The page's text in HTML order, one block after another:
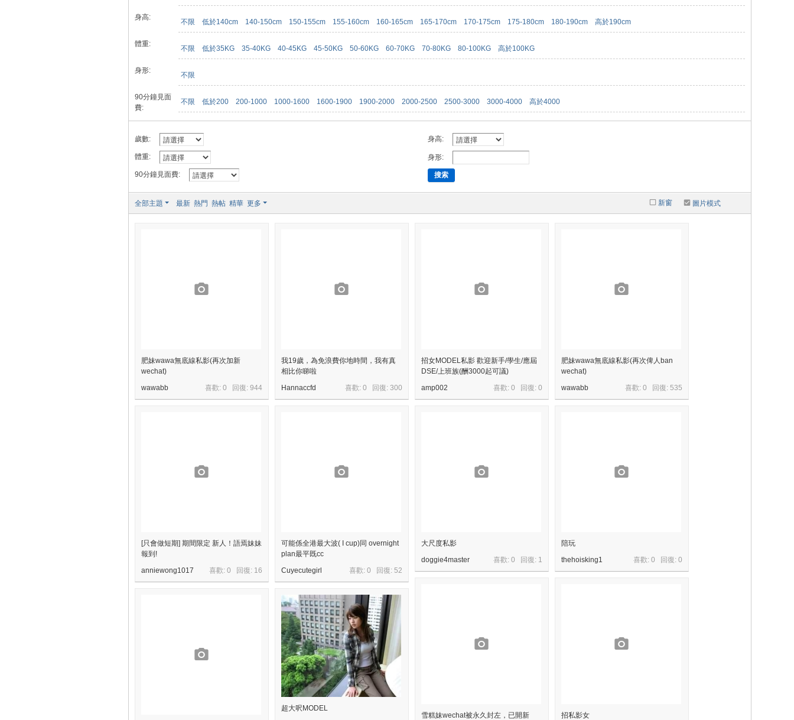
身高:
不限 低於140cm 140-150cm 150-155cm 155-160cm 160-165cm 165-170cm 170-175cm 175-180cm 180-190cm 高於190cm
體重:
不限 低於35KG 35-40KG 40-45KG 45-50KG 50-60KG 60-70KG 70-80KG 80-100KG 高於100KG
身形:
不限
90分鐘見面
費:
不限 低於200 200-1000 1000-1600 1600-1900 1900-2000 2000-2500 2500-3000 3000-4000 高於4000
歲數: 身高:
體重: 身形:
90分鐘見面費: 搜索
新窗
全部主題 最新 熱門 熱帖 精華 更多 圖片模式
肥妹wawa無底線私影(再次加新
wechat)
喜歡: 0 回復: 944
wawabb
我19歲，為免浪費你地時間，我有真
相比你睇啦
喜歡: 0 回復: 300
Hannaccfd
招女MODEL私影 歡迎新手/學生/應屆
DSE/上班族(酬3000起可議)
喜歡: 0 回復: 0
amp002
肥妹wawa無底線私影(再次俾人ban
wechat)
喜歡: 0 回復: 535
wawabb
[只會做短期] 期間限定 新人！語焉妹妹
報到!
喜歡: 0 回復: 16
anniewong1017
可能係全港最大波( I cup)同 overnight
plan最平既cc
喜歡: 0 回復: 52
Cuyecutegirl
大尺度私影
喜歡: 0 回復: 1
doggie4master
陪玩
喜歡: 0 回復: 0
thehoisking1
雪糕妹wechat被永久封左，已開新
招私影女
超大呎MODEL